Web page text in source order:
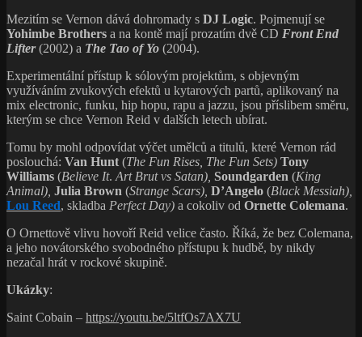
Mezitím se Vernon dává dohromady s DJ Logic. Pojmenují se
Yohimbe Brothers a na kontě mají prozatím dvě CD Front End
Lifter(2002) a The Tao of Yo (2004).
Experimentální přístup k sólovým projektům, s objevným
využíváním zvukových efektů u kytarových partů, aplikovaný na
mix electronic, funku, hip hopu, rapu a jazzu, jsou příslibem směru,
kterým se chce Vernon Reid v dalších letech ubírat.
Tomu by mohl odpovídat výčet umělců a titulů, které Vernon rád
poslouchá: Van Hunt (The Fun Rises, The Fun Sets) Tony
Williams (Believe It. Art Brut vs Satan), Soundgarden (King
Animal), Julia Brown (Strange Scars), D’Angelo (Black Messiah),
Lou Reed, skladba Perfect Day) a cokoliv od Ornette Colemana.
O Ornettově vlivu hovoří Reid velice často. Říká, že bez Colemana,
a jeho novátorského svobodného přístupu k hudbě, by nikdy
nezačal hrát v rockové skupině.
Ukázky:
Saint Cobain – https://youtu.be/5ltfOs7AX7U